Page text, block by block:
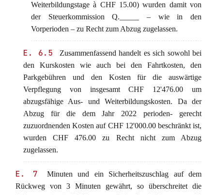
Weiterbildungstage à CHF 15.00) wurden damit von
der Steuerkommission Q._____ – wie in den
Vorperioden – zu Recht zum Abzug zugelassen.
E. 6.5
Zusammenfassend handelt es sich sowohl bei
den Kurskosten wie auch bei den Fahrtkosten, den
Parkgebühren und den Kosten für die auswärtige
Verpflegung von insgesamt CHF 12'476.00 um
abzugsfähige Aus- und Weiterbildungskosten. Da der
Abzug für die dem Jahr 2022 perioden- gerecht
zuzuordnenden Kosten auf CHF 12'000.00 beschränkt ist,
wurden CHF 476.00 zu Recht nicht zum Abzug
zugelassen.
E. 7
Minuten und ein Sicherheitszuschlag auf dem
Rückweg von 3 Minuten gewährt, so überschreitet die